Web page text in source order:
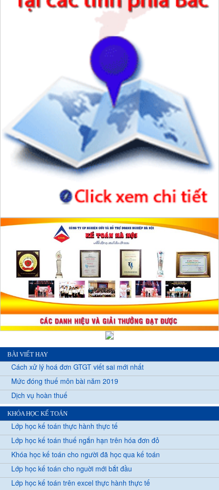
BÀI VIẾT HAY
Cách xử lý hoá đơn GTGT viết sai mới nhất
Mức đóng thuế môn bài năm 2019
Dịch vụ hoàn thuế
KHÓA HỌC KẾ TOÁN
Lớp học kế toán thực hành thực tế
Lớp học kế toán thuế ngắn hạn trên hóa đơn đỏ
Khóa học kế toán cho người đã học qua kế toán
Lớp học kế toán cho nguời mới bắt đầu
Lớp học kế toán trên excel thực hành thực tế